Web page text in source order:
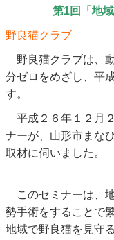
第1回「地
野良猫クラブ
野良猫クラブは、
分ゼロをめざし、平
す。
平成２６年１２月
ナーが、山形市まな
取材に伺いました。
このセミナーは、
勢手術をすることで
地域で野良猫を見守